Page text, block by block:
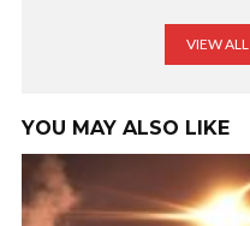
VIEW ALL
YOU MAY ALSO LIKE